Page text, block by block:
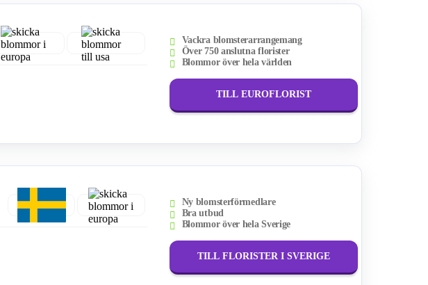
Vackra blomsterarrangemang
Över 750 anslutna florister
Blommor över hela världen
TILL EUROFLORIST
Ny blomsterförmedlare
Bra utbud
Blommor över hela Sverige
TILL FLORISTER I SVERIGE